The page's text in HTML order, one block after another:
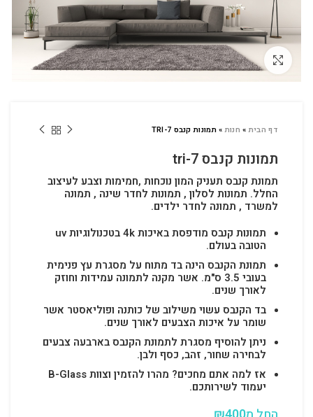
לחץ להגדלה
דף הבית» חנות»תמונות קנבס TRI-7
תמונות קנבס tri-7
תמונת קנבס תעניק המון נוכחות ,חמימות וצבע לעיצוב
החלל. תמונות לסלון , תמונות לחדר שינה , תמונה
למשרד , תמונה לחדר ילדים.
תמונות קנבס מודפסת באיכות 4k בטכנולוגיות uv
הטובה בעולם.
תמונת הקנבס הינה בד מתוח על מסגרת עץ פנימית
בעובי 3.5 ס"מ. אשר מקנה לתמונה עמידות וחוזק
לאורך שנים.
בד הקנבס עשוי משילוב של כותנה ופוליאסטר אשר
שומר על איכות הצבעים לאורך שנים.
ניתן להוסיף מסגרת לתמונת הקנבס בארבעה צבעים
לבחירה שחור, זהב, כסף ולבן.
אז למה אתם מחכים? מהרו להזמין וצוות B-Glass
יעמוד לשירותכם.